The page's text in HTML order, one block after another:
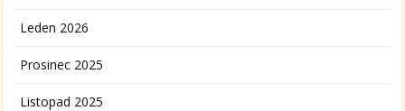
Leden 2026
Prosinec 2025
Listopad 2025